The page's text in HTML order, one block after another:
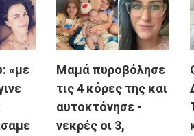
«με
Μαμά πυροβόλησε
τις 4 κόρες της και
αυτοκτόνησε -
νεκρές οι 3,